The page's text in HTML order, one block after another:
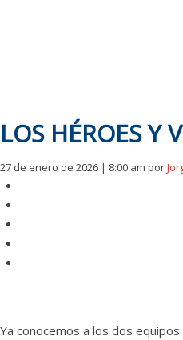
LOS HÉROES Y
27 de enero de 2026 | 8:00 am por
Ya conocemos a los dos